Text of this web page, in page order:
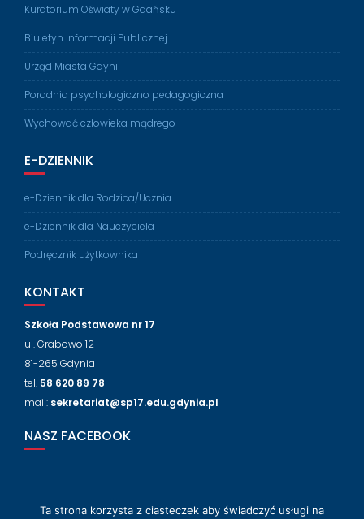
Kuratorium Oświaty w Gdańsku
Biuletyn Informacji Publicznej
Urząd Miasta Gdyni
Poradnia psychologiczno pedagogiczna
Wychować człowieka mądrego
E-DZIENNIK
e-Dziennik dla Rodzica/Ucznia
e-Dziennik dla Nauczyciela
Podręcznik użytkownika
KONTAKT
Szkoła Podstawowa nr 17
ul. Grabowo 12
81-265 Gdynia
tel. 58 620 89 78
mail: sekretariat@sp17.edu.gdynia.pl
NASZ FACEBOOK
Ta strona korzysta z ciasteczek aby świadczyć usługi na